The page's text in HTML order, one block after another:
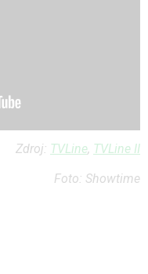
Zdroj: TVLine, TVLine II
Foto: Showtime